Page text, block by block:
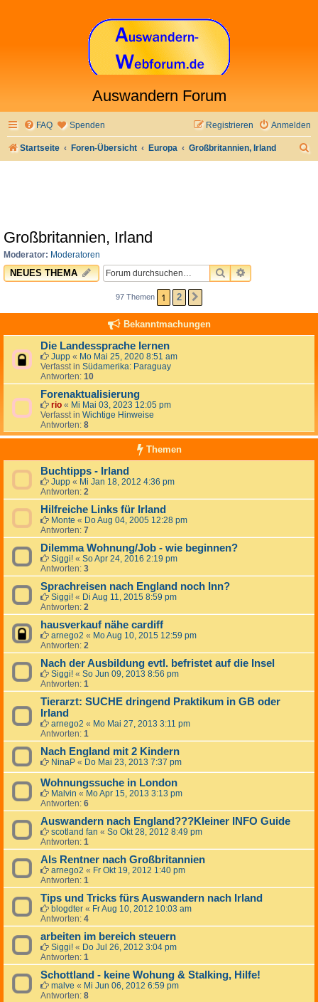
Auswandern Forum
FAQ Spenden Anmelden
Registrieren
Startseite Foren-Übersicht Europa Großbritannien, Irland
Großbritannien, Irland
Moderator: Moderatoren
NEUES THEMA SUCHEERWEITERTE
97 Themen 1 2
Bekanntmachungen
Die Landessprache lernen
Jupp « Mo Mai 25, 2020 8:51 am
Verfasst in Südamerika: Paraguay
Antworten: 10
Forenaktualisierung
rio « Mi Mai 03, 2023 12:05 pm
Verfasst in Wichtige Hinweise
Antworten: 8
Themen
Buchtipps - Irland
Jupp « Mi Jan 18, 2012 4:36 pm
Antworten: 2
Hilfreiche Links für Irland
Monte « Do Aug 04, 2005 12:28 pm
Antworten: 7
Dilemma Wohnung/Job - wie beginnen?
Siggi! « So Apr 24, 2016 2:19 pm
Antworten: 3
Sprachreisen nach England noch Inn?
Siggi! « Di Aug 11, 2015 8:59 pm
Antworten: 2
hausverkauf nähe cardiff
arnego2 « Mo Aug 10, 2015 12:59 pm
Antworten: 2
Nach der Ausbildung evtl. befristet auf die Insel
Siggi! « So Jun 09, 2013 8:56 pm
Antworten: 1
Tierarzt: SUCHE dringend Praktikum in GB oder
Irland
arnego2 « Mo Mai 27, 2013 3:11 pm
Antworten: 1
Nach England mit 2 Kindern
NinaP « Do Mai 23, 2013 7:37 pm
Wohnungssuche in London
Malvin « Mo Apr 15, 2013 3:13 pm
Antworten: 6
Auswandern nach England???Kleiner INFO Guide
scotland fan « So Okt 28, 2012 8:49 pm
Antworten: 1
Als Rentner nach Großbritannien
arnego2 « Fr Okt 19, 2012 1:40 pm
Antworten: 1
Tips und Tricks fürs Auswandern nach Irland
blogdter « Fr Aug 10, 2012 10:03 am
Antworten: 4
arbeiten im bereich steuern
Siggi! « Do Jul 26, 2012 3:04 pm
Antworten: 1
Schottland - keine Wohung & Stalking, Hilfe!
malve « Mi Jun 06, 2012 6:59 pm
Antworten: 8